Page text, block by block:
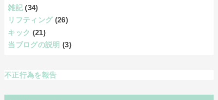
雑記 (34)
リフティング (26)
キック (21)
当ブログの説明 (3)
不正行為を報告